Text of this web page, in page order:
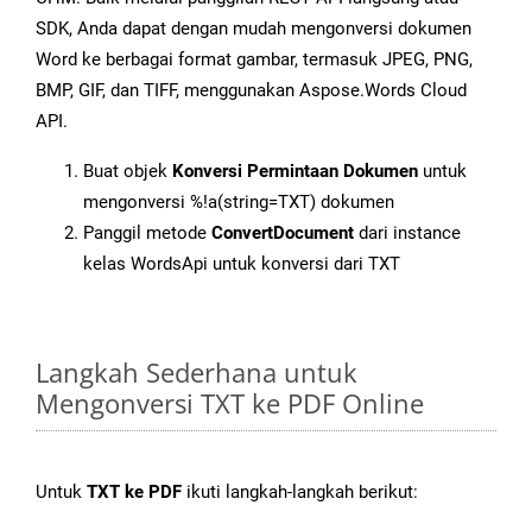
SDK, Anda dapat dengan mudah mengonversi dokumen
Word ke berbagai format gambar, termasuk JPEG, PNG,
BMP, GIF, dan TIFF, menggunakan Aspose.Words Cloud
API.
Buat objek Konversi Permintaan Dokumen untuk
mengonversi %!a(string=TXT) dokumen
Panggil metode ConvertDocument dari instance
kelas WordsApi untuk konversi dari TXT
Langkah Sederhana untuk
Mengonversi TXT ke PDF Online
Untuk TXT ke PDF ikuti langkah-langkah berikut: